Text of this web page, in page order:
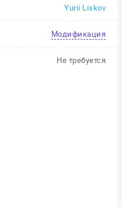
Yurii Liskov
Модификация
Не требуется